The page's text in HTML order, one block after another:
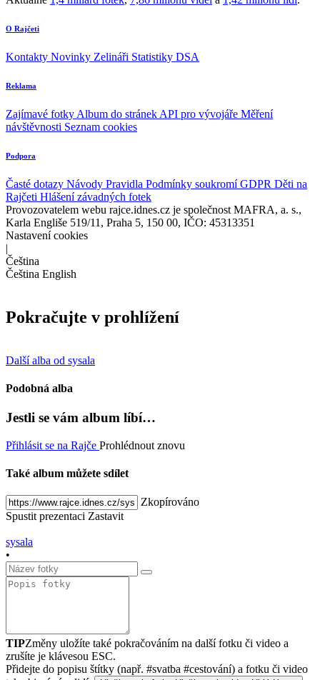
O Rajčeti
Kontakty Novinky Zelináři Statistiky DSA
Reklama
Zajímavé fotky Album do stránek API pro vývojáře Měření
návštěvnosti Seznam cookies
Podpora
Časté dotazy Návody Pravidla Podmínky soukromíGDPR Děti na
Rajčeti Hlášení závadných fotek
Provozovatelem webu rajce.idnes.cz je společnost MAFRA, a. s.,
Karla Engliše 519/11, Praha 5, 150 00, IČO: 45313351
Nastavení cookies
|
Čeština
Čeština English
Pokračujte v prohlížení
Další alba od sysala
Podobná alba
Jestli se vám album líbí…
Přihlásit se na Rajče Prohlédnout znovu
Také album můžete sdílet
Zkopírováno
Spustit prezentaci Zastavit
sysala
•
TIPZměny uložíte také pokračováním na další fotku či video a
zrušíte je klávesou ESC.
Přidejte do popisu štítky (např. #svatba #cestování) a fotku či video